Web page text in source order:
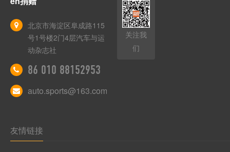
北京市海淀区阜成路115
号1号楼2门4层汽车与运
动杂志社
86 010 88152953
auto.sports@163.com
关注我
们
友情链接